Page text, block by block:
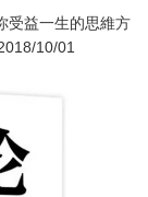
受益一生的思維方
10/01